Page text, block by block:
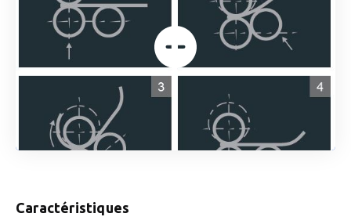
Caractéristiques